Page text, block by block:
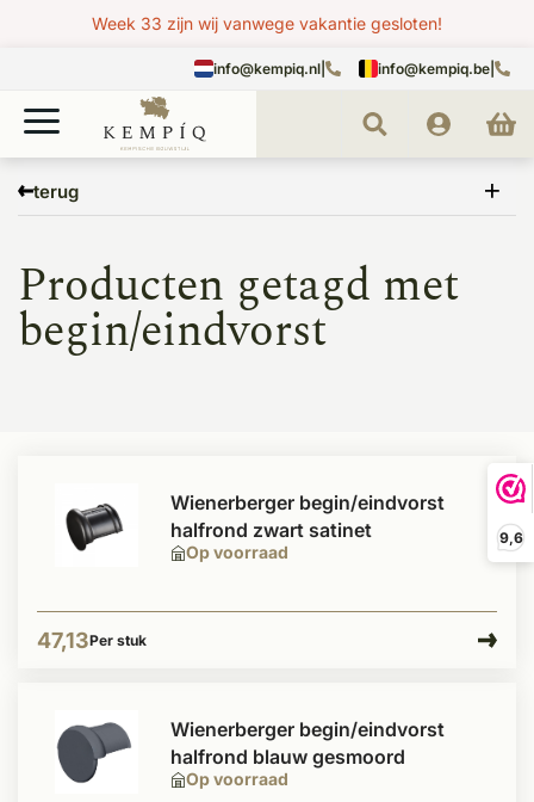
9,6
Week 33 zijn wij vanwege vakantie gesloten!
info@kempiq.nl info@kempiq.be
terug
begin/eindvorst
Producten getagd met
begin/eindvorst
Op voorraad
Wienerberger begin/eindvorst
halfrond zwart satinet
47,13Per stuk
Op voorraad
Wienerberger begin/eindvorst
halfrond blauw gesmoord